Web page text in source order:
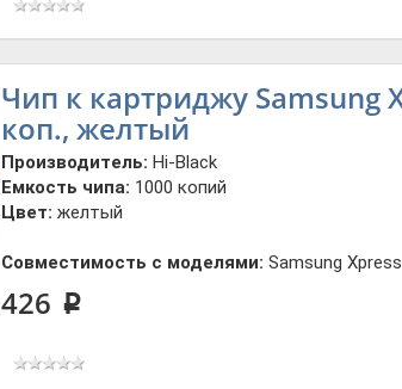
Чип к картриджу Samsung
коп., желтый
Производитель: Hi-Black
Емкость чипа: 1000 копий
Цвет: желтый
Совместимость с моделями: Samsung
426 p